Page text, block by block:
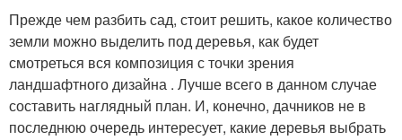
Прежде чем разбить сад, стоит решить, какое количество
земли можно выделить под деревья, как будет
смотреться вся композиция с точки зрения
ландшафтного дизайна . Лучше всего в данном случае
составить наглядный план. И, конечно, дачников не в
последнюю очередь интересует, какие деревья выбрать